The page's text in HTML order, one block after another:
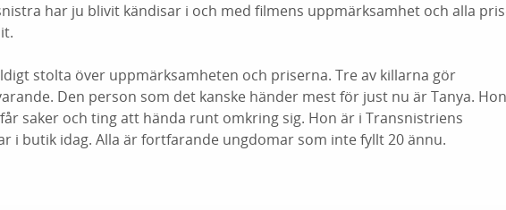
har ju blivit kändisar i och med filmens uppmärksamhet och alla
stolta över uppmärksamheten och priserna. Tre av killarna gör
Den person som det kanske händer mest för just nu är Tanya. Hon
saker och ting att hända runt omkring sig. Hon är i Transnistriens
i butik idag. Alla är fortfarande ungdomar som inte fyllt 20 ännu.